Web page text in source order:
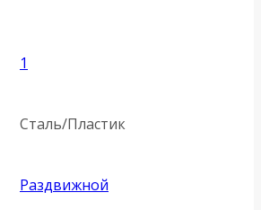
1
Сталь/Пластик
Раздвижной